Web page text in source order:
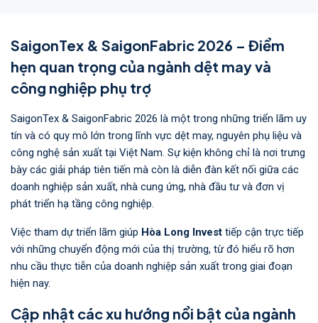
SaigonTex & SaigonFabric 2026 – Điểm
hẹn quan trọng của ngành dệt may và
công nghiệp phụ trợ
SaigonTex & SaigonFabric 2026 là một trong những triển lãm uy
tín và có quy mô lớn trong lĩnh vực dệt may, nguyên phụ liệu và
công nghệ sản xuất tại Việt Nam. Sự kiện không chỉ là nơi trưng
bày các giải pháp tiên tiến mà còn là diễn đàn kết nối giữa các
doanh nghiệp sản xuất, nhà cung ứng, nhà đầu tư và đơn vị
phát triển hạ tầng công nghiệp.
Việc tham dự triển lãm giúp Hòa Long Invest tiếp cận trực tiếp
với những chuyển động mới của thị trường, từ đó hiểu rõ hơn
nhu cầu thực tiễn của doanh nghiệp sản xuất trong giai đoạn
hiện nay.
Cập nhật các xu hướng nổi bật của ngành